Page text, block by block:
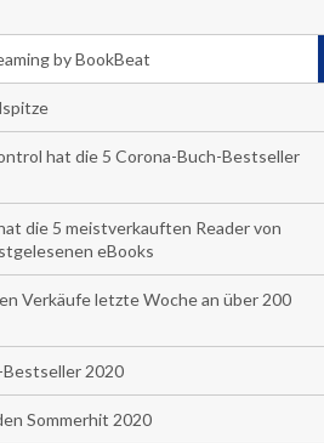
by BookBeat
hat die 5 Corona-Buch-Bestseller
die 5 meistverkauften Reader von
eBooks
Verkäufe letzte Woche an über 200
Bestseller 2020
Sommerhit 2020